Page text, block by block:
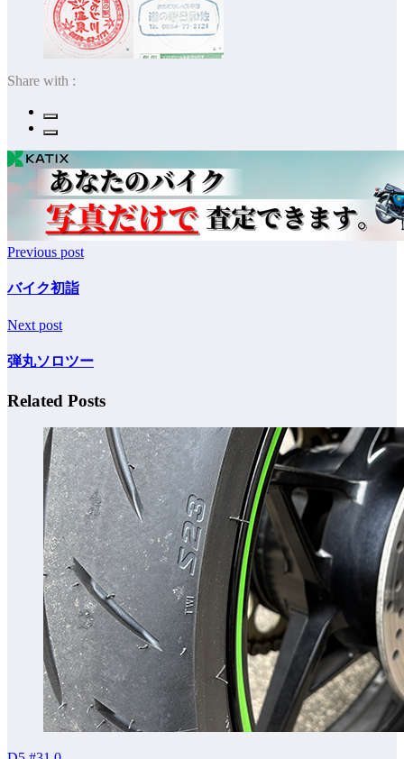
Share with :
Previous post
バイク初詣
Next post
弾丸ソロツー
Related Posts